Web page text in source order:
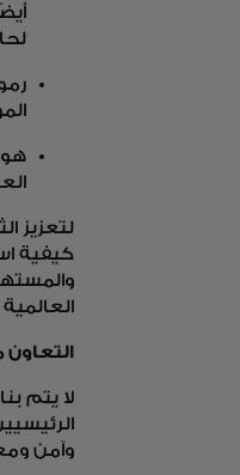
كيفية
التعاون
وآمن